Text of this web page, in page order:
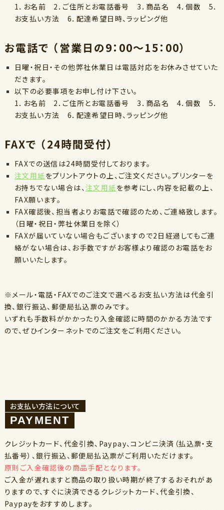
1．お名前 2．ご住所とお電話番号 3．商品名 4．個数 5．
お支払い方法 6．配達希望日時、ラッピング他
お電話で （営業日の9：00～15：00）
日曜・祝日・その他弊社休業日は電話対応をお休みさせていた
だきます。
以下の必要事項をお申し付け下さい。
1．お名前 2．ご住所とお電話番号 3．商品名 4．個数 5．
お支払い方法 6．配達希望日時、ラッピング他
FAXで （24時間受付）
FAXでの送信は24時間受付しております。
注文用紙をプリントアウトの上、ご注文ください。プリンターを
お持ちでない場合は、注文用紙を参考にし、内容を記載の上、
FAX願います。
FAX確認後、担当者よりお電話で確認のため、ご連絡致します。
（日曜・祝日・弊社休業日を除く）
FAXが届いていない場合もございますので2日経過してもご連
絡がない場合は、お手数ですがお客様より確認のお電話をお
願いいたします。
※メール・電話・FAXでのご注文で選べるお支払い方法は代金引
換、銀行振込、郵便局払込票のみです。
いずれも手数料がかかったり入金確認に時間のかかる方法です
ので、ぜひインターネットでのご注文をご利用ください。
お支払い方法について
クレジットカード、代金引換、Paypay、コンビニ決済（払込票・支
払番号）、銀行振込、郵便局払込票がご利用いただけます。
原則ご入金確認後の商品手配となります。
ご入金が遅れますと商品の取り扱い時期が終了するおそれがあ
りますので、すぐに決済できるクレジットカード、代金引換、
Paypayをおすすめします。